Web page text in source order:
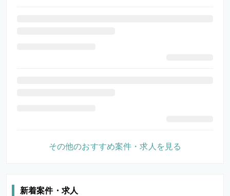
その他のおすすめ案件・求人を見る
新着案件・求人